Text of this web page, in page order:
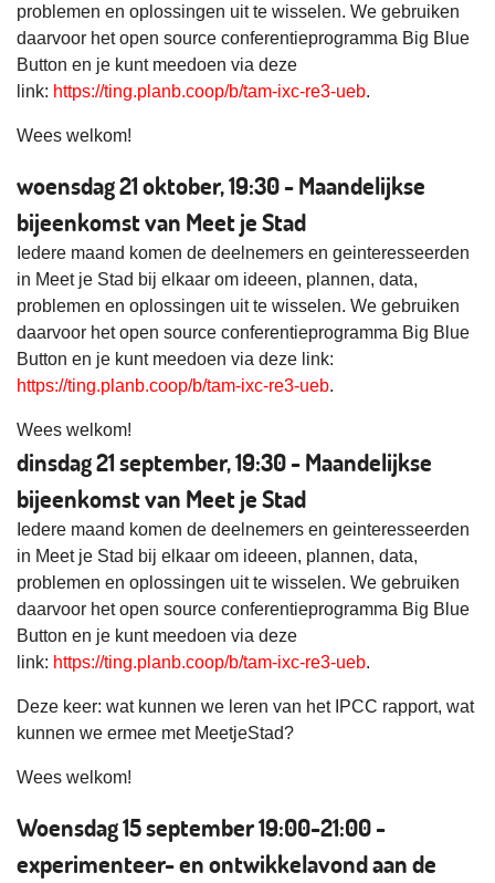
problemen en oplossingen uit te wisselen. We gebruiken
daarvoor het open source conferentieprogramma Big Blue
Button en je kunt meedoen via deze
link: https://ting.planb.coop/b/tam-ixc-re3-ueb.
Wees welkom!
woensdag 21 oktober, 19:30 - Maandelijkse
bijeenkomst van Meet je Stad
Iedere maand komen de deelnemers en geinteresseerden
in Meet je Stad bij elkaar om ideeen, plannen, data,
problemen en oplossingen uit te wisselen. We gebruiken
daarvoor het open source conferentieprogramma Big Blue
Button en je kunt meedoen via deze link:
https://ting.planb.coop/b/tam-ixc-re3-ueb.
Wees welkom!
dinsdag 21 september, 19:30 - Maandelijkse
bijeenkomst van Meet je Stad
Iedere maand komen de deelnemers en geinteresseerden
in Meet je Stad bij elkaar om ideeen, plannen, data,
problemen en oplossingen uit te wisselen. We gebruiken
daarvoor het open source conferentieprogramma Big Blue
Button en je kunt meedoen via deze
link: https://ting.planb.coop/b/tam-ixc-re3-ueb.
Deze keer: wat kunnen we leren van het IPCC rapport, wat
kunnen we ermee met MeetjeStad?
Wees welkom!
Woensdag 15 september 19:00-21:00 -
experimenteer- en ontwikkelavond aan de